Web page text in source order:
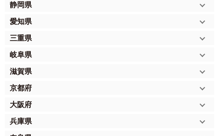
静岡県
愛知県
三重県
岐阜県
滋賀県
京都府
大阪府
兵庫県